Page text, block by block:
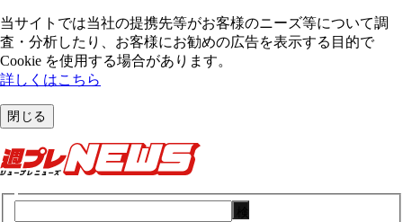
当サイトでは当社の提携先等がお客様のニーズ等について調
査・分析したり、お客様にお勧めの広告を表⽰する⽬的で
Cookie を使⽤する場合があります。
詳しくはこちら
閉じる